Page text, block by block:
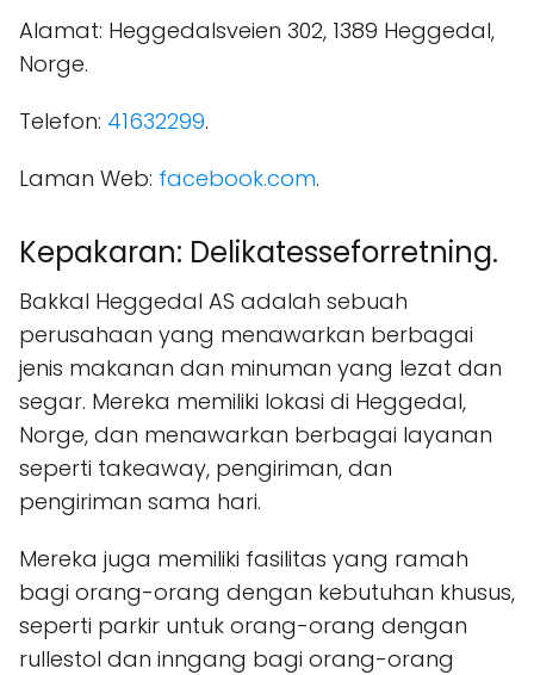
Alamat: Heggedalsveien 302, 1389 Heggedal,
Norge.
Telefon: 41632299.
Laman Web: facebook.com.
Kepakaran: Delikatesseforretning.
Bakkal Heggedal AS adalah sebuah
perusahaan yang menawarkan berbagai
jenis makanan dan minuman yang lezat dan
segar. Mereka memiliki lokasi di Heggedal,
Norge, dan menawarkan berbagai layanan
seperti takeaway, pengiriman, dan
pengiriman sama hari.
Mereka juga memiliki fasilitas yang ramah
bagi orang-orang dengan kebutuhan khusus,
seperti parkir untuk orang-orang dengan
rullestol dan inngang bagi orang-orang